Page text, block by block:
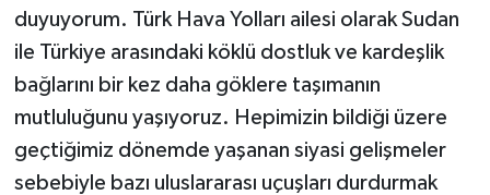
duyuyorum. Türk Hava Yolları ailesi olarak Sudan
ile Türkiye arasındaki köklü dostluk ve kardeşlik
bağlarını bir kez daha göklere taşımanın
mutluluğunu yaşıyoruz. Hepimizin bildiği üzere
geçtiğimiz dönemde yaşanan siyasi gelişmeler
sebebiyle bazı uluslararası uçuşları durdurmak